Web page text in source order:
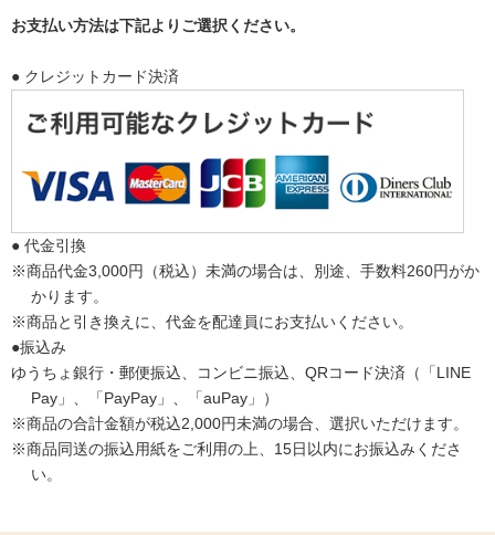
お支払い方法は下記よりご選択ください。
● クレジットカード決済
● 代金引換
※商品代金3,000円（税込）未満の場合は、別途、手数料260円がか
かります。
※商品と引き換えに、代金を配達員にお支払いください。
●振込み
ゆうちょ銀行・郵便振込、コンビニ振込、QRコード決済（「LINE
Pay」、「PayPay」、「auPay」）
※商品の合計金額が税込2,000円未満の場合、選択いただけます。
※商品同送の振込用紙をご利用の上、15日以内にお振込みくださ
い。